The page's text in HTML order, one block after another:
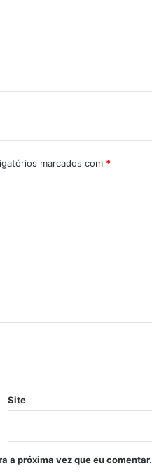
marcados com *
Site
a próxima vez que eu comentar.